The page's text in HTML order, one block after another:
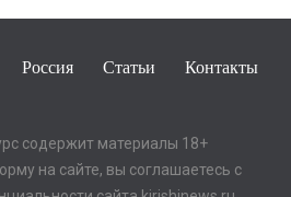
Россия Статьи Контакты
содержит материалы 18+
на сайте, вы соглашаетесь с